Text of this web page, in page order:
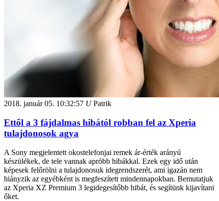
2018. január 05. 10:32:57 UPatrik
Ettől a 3 fájdalmas hibától robban fel az Xperia
tulajdonosok agya
A Sony megjelentett okostelefonjai remek ár-érték arányú
készülékek, de tele vannak apróbb hibákkal. Ezek egy idő után
képesek felőrölni a tulajdonosuk idegrendszerét, ami igazán nem
hiányzik az egyébként is megfeszített mindennapokban. Bemutatjuk
az Xperia XZ Premium 3 legidegesítőbb hibát, és segítünk kijavítani
őket.